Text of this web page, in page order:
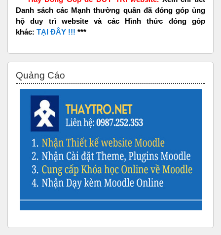
Danh sách các Mạnh thường quân đã đóng góp ủng
hộ duy trì website và các Hình thức đóng góp
khác: TẠI ĐÂY !!! ***
Quảng Cáo